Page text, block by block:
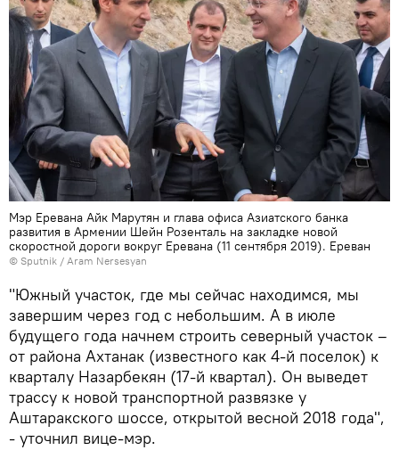
Мэр Еревaна Айк Марутян и глава офиса Азиатского банка
развития в Армении Шейн Розенталь на закладке новой
скоростной дороги вокруг Еревaна (11 сентября 2019). Еревaн
© Sputnik / Aram Nersesyan
"Южный участок, где мы сейчас находимся, мы
завершим через год с небольшим. А в июле
будущего года начнем строить северный участок –
от района Ахтанак (известного как 4-й поселок) к
кварталу Назарбекян (17-й квартал). Он выведет
трассу к новой транспортной развязке у
Аштаракского шоссе, открытой весной 2018 года",
- уточнил вице-мэр.